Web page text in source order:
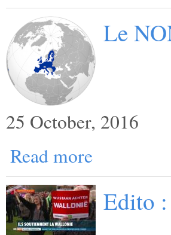
Le
25 October, 2016
Read more
Edito